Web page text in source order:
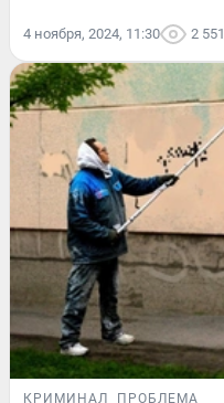
4 ноября, 2024, 11:30 2 551
КРИМИНАЛ ПРОБЛЕМА